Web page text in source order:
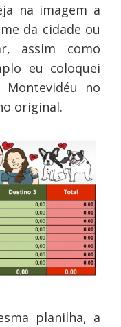
na imagem a
da cidade ou
assim como
eu coloquei
Montevidéu no
original.
planilha, a